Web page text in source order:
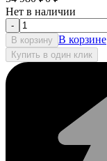
Нет в наличии
-
В корзину В корзине
Купить в один клик